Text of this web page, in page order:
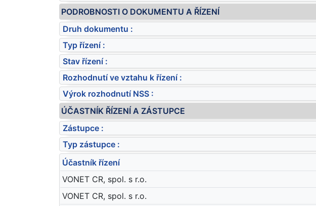
PODROBNOSTI O DOKUMENTU A ŘÍZENÍ
Druh dokumentu :
Typ řízení :
Stav řízení :
Rozhodnutí ve vztahu k řízení :
Výrok rozhodnutí NSS :
ÚČASTNÍK ŘÍZENÍ A ZÁSTUPCE
Zástupce :
Typ zástupce :
Účastník řízení
VONET CR, spol. s r.o.
VONET CR, spol. s r.o.